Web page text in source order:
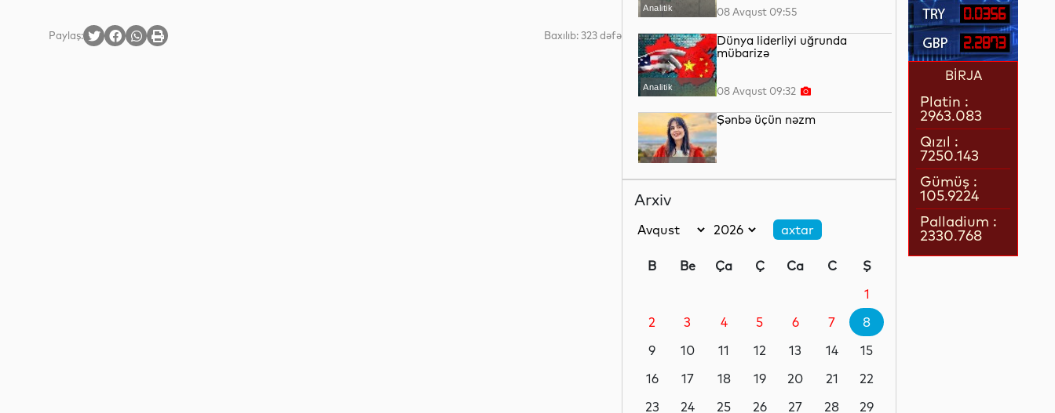
Paylaş: Baxılıb: 323 dəfə
Analitik 08 Avqust 09:55
Analitik
Dünya liderliyi uğrunda
mübarizə
08 Avqust 09:32
Ədəbiyyat
Şənbə üçün nəzm
Sosial 08 Avqust 08:34
Dünya
Avropada istidən 25 mindən
07 Avqust 23:21
Arxiv
B Be Ça Ç Ca C
Ş
1
2
3 4 5 6 7
8
9
10 11 12 13 14
15
16
17 18 19 20 21
22
23
24 25 26 27 28
29
0.0356
2.2873
BİRJA
Platin :
2963.083
Qızıl :
7250.143
Gümüş :
105.9224
Palladium :
2330.768